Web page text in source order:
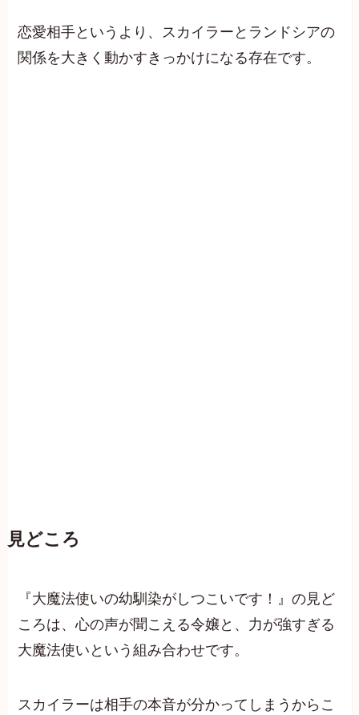
恋愛相手というより、スカイラーとランドシアの
関係を大きく動かすきっかけになる存在です。
見どころ
『大魔法使いの幼馴染がしつこいです！』の見ど
ころは、心の声が聞こえる令嬢と、力が強すぎる
大魔法使いという組み合わせです。
スカイラーは相手の本音が分かってしまうからこ